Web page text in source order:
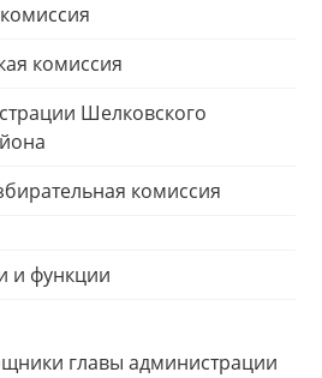
комиссия
Шелковского
комиссия
и функции
главы администрации